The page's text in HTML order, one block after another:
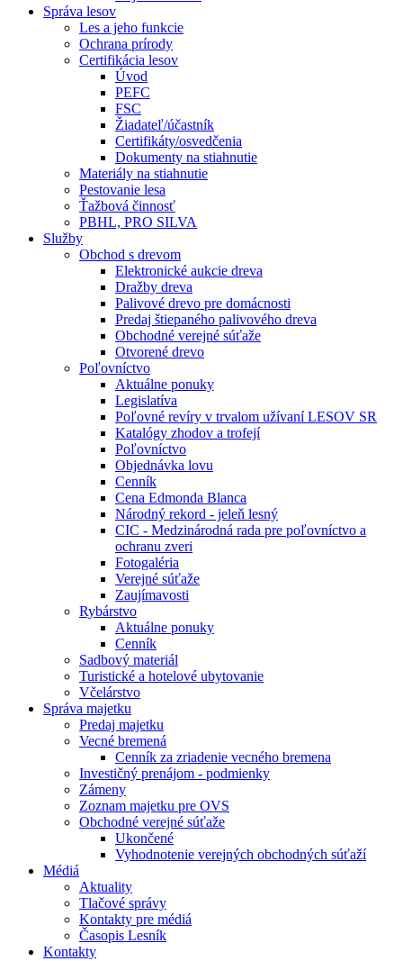
Správa lesov
Les a jeho funkcie
Ochrana prírody
Certifikácia lesov
Úvod
PEFC
FSC
Žiadateľ/účastník
Certifikáty/osvedčenia
Dokumenty na stiahnutie
Materiály na stiahnutie
Pestovanie lesa
Ťažbová činnosť
PBHL, PRO SILVA
Služby
Obchod s drevom
Elektronické aukcie dreva
Dražby dreva
Palivové drevo pre domácnosti
Predaj štiepaného palivového dreva
Obchodné verejné súťaže
Otvorené drevo
Poľovníctvo
Aktuálne ponuky
Legislatíva
Poľovné revíry v trvalom užívaní LESOV SR
Katalógy zhodov a trofejí
Poľovníctvo
Objednávka lovu
Cenník
Cena Edmonda Blanca
Národný rekord - jeleň lesný
CIC - Medzinárodná rada pre poľovníctvo a
ochranu zveri
Fotogaléria
Verejné súťaže
Zaujímavosti
Rybárstvo
Aktuálne ponuky
Cenník
Sadbový materiál
Turistické a hotelové ubytovanie
Včelárstvo
Správa majetku
Predaj majetku
Vecné bremená
Cenník za zriadenie vecného bremena
Investičný prenájom - podmienky
Zámeny
Zoznam majetku pre OVS
Obchodné verejné súťaže
Ukončené
Vyhodnotenie verejných obchodných súťaží
Médiá
Aktuality
Tlačové správy
Kontakty pre médiá
Časopis Lesník
Kontakty